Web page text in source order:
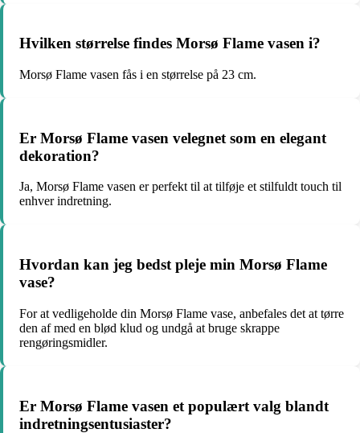
Hvilken størrelse findes Morsø Flame vasen i?
Morsø Flame vasen fås i en størrelse på 23 cm.
Er Morsø Flame vasen velegnet som en elegant
dekoration?
Ja, Morsø Flame vasen er perfekt til at tilføje et stilfuldt touch til
enhver indretning.
Hvordan kan jeg bedst pleje min Morsø Flame
vase?
For at vedligeholde din Morsø Flame vase, anbefales det at tørre
den af med en blød klud og undgå at bruge skrappe
rengøringsmidler.
Er Morsø Flame vasen et populært valg blandt
indretningsentusiaster?